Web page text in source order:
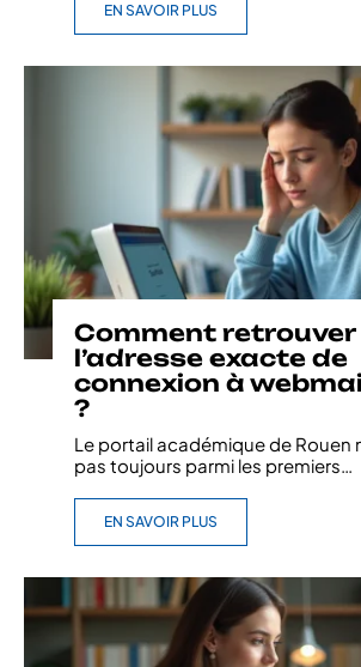
EN SAVOIR PLUS
Comment retrouver
l’adresse exacte de
connexion à
?
Le portail académique de Rouen
pas toujours parmi les premiers…
EN SAVOIR PLUS